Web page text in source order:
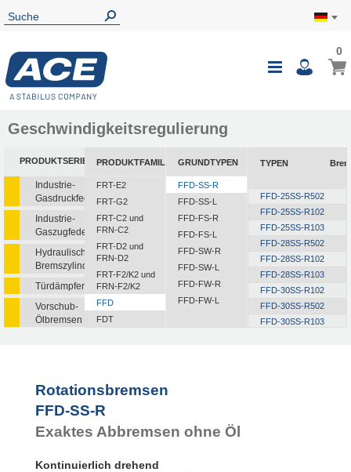
0
Geschwindigkeitsregulierung
PRODUKTSERIEN
Industrie-
Gasdruckfedern
Industrie-
Gaszugfedern
Hydraulische
Bremszylinder
Türdämpfer
Vorschub-
Ölbremsen
PRODUKTFAMILIEN
FRT-E2
FRT-G2
FRT-C2 und
FRN-C2
FRT-D2 und
FRN-D2
FRT-F2/K2 und
FRN-F2/K2
FFD
FDT
FYN-U1
FYT-H1 und
FYN-H1
GRUNDTYPEN
FFD-SS-R
FFD-SS-L
FFD-FS-R
FFD-FS-L
FFD-SW-R
FFD-SW-L
FFD-FW-R
FFD-FW-L
TYPEN
FFD-25SS-R502
FFD-25SS-R102
FFD-25SS-R103
FFD-28SS-R502
FFD-28SS-R102
FFD-28SS-R103
FFD-30SS-R102
FFD-30SS-R502
FFD-30SS-R103
Rotationsbremsen
FFD-SS-R
Exaktes Abbremsen ohne Öl
Kontinuierlich drehend